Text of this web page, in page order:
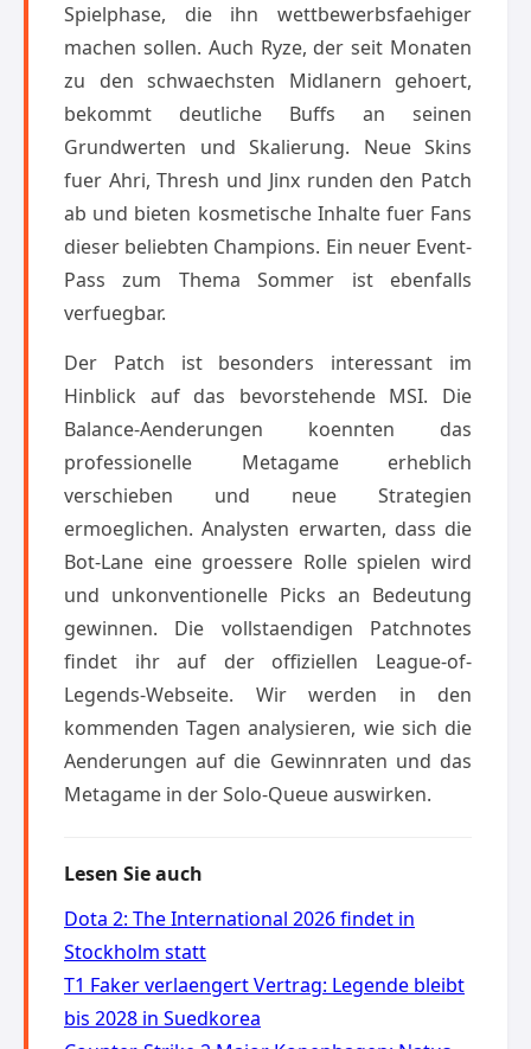
Spielphase, die ihn wettbewerbsfaehiger
machen sollen. Auch Ryze, der seit Monaten
zu den schwaechsten Midlanern gehoert,
bekommt deutliche Buffs an seinen
Grundwerten und Skalierung. Neue Skins
fuer Ahri, Thresh und Jinx runden den Patch
ab und bieten kosmetische Inhalte fuer Fans
dieser beliebten Champions. Ein neuer Event-
Pass zum Thema Sommer ist ebenfalls
verfuegbar.
Der Patch ist besonders interessant im
Hinblick auf das bevorstehende MSI. Die
Balance-Aenderungen koennten das
professionelle Metagame erheblich
verschieben und neue Strategien
ermoeglichen. Analysten erwarten, dass die
Bot-Lane eine groessere Rolle spielen wird
und unkonventionelle Picks an Bedeutung
gewinnen. Die vollstaendigen Patchnotes
findet ihr auf der offiziellen League-of-
Legends-Webseite. Wir werden in den
kommenden Tagen analysieren, wie sich die
Aenderungen auf die Gewinnraten und das
Metagame in der Solo-Queue auswirken.
Lesen Sie auch
Dota 2: The International 2026 findet in
Stockholm statt
T1 Faker verlaengert Vertrag: Legende bleibt
bis 2028 in Suedkorea